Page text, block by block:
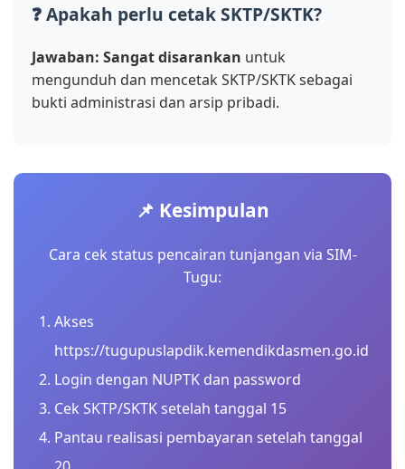
❓ Apakah perlu cetak SKTP/SKTK?
Jawaban: Sangat disarankan untuk
mengunduh dan mencetak SKTP/SKTK sebagai
bukti administrasi dan arsip pribadi.
📌 Kesimpulan
Cara cek status pencairan tunjangan via SIM-
Tugu:
Akses
https://tugupuslapdik.kemendikdasmen.go.id
Login dengan NUPTK dan password
Cek SKTP/SKTK setelah tanggal 15
Pantau realisasi pembayaran setelah tanggal